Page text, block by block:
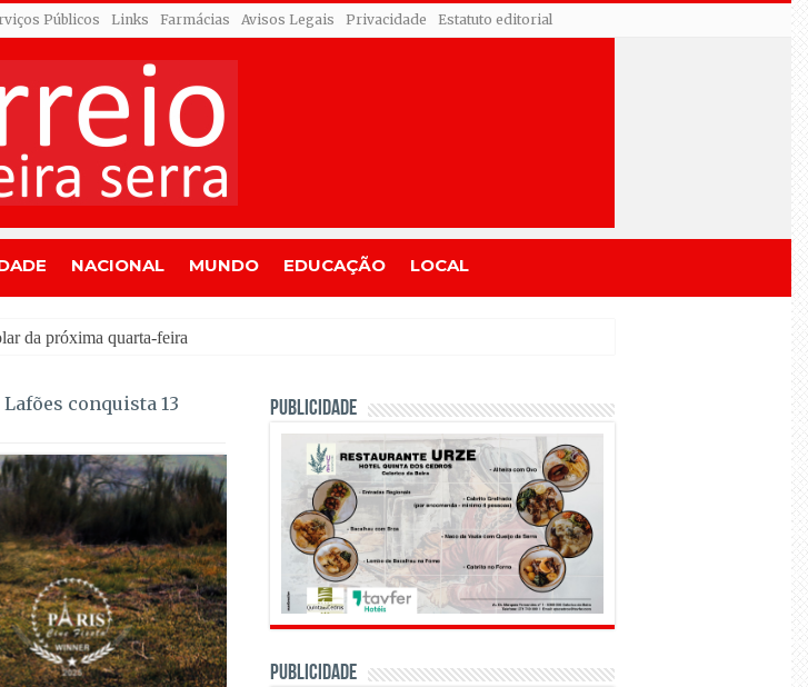
Públicos Links Farmácias Avisos Legais Privacidade Estatuto editorial
NACIONAL MUNDO EDUCAÇÃO LOCAL
conquista 13
PUBLICIDADE
PUBLICIDADE